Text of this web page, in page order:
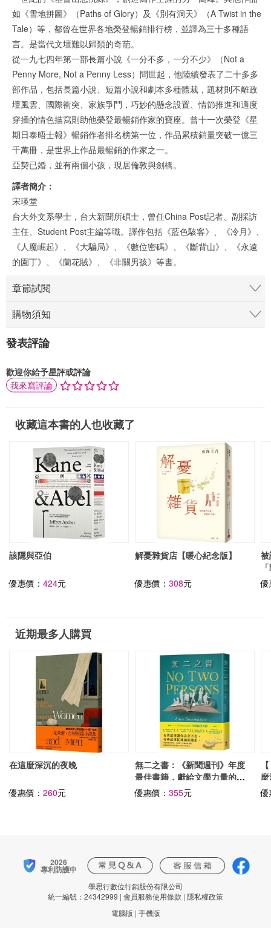
如《雪地拼圖》（Paths of Glory）及《別有洞天》（A Twist in the
Tale）等，都曾在世界各地榮登暢銷排行榜，並譯為三十多種語
言。是當代文壇難以歸類的奇葩。
從一九七四年第一部長篇小說《一分不多，一分不少》（Not a
Penny More, Not a Penny Less）問世起，他陸續發表了二十多多
部作品，包括長篇小說、短篇小說和劇本多種體裁，題材則不離政
壇風雲、國際衝突、家族爭鬥，巧妙的懸念設置、情節推進和適度
穿插的情色描寫則助他榮登最暢銷作家的寶座。曾十一次榮登《星
期日泰晤士報》暢銷作者排名榜第一位，作品累積銷量突破一億三
千萬冊，是世界上作品最暢銷的作家之一。
亞契已婚，並有兩個小孩，現居倫敦與劍橋。
譯者簡介：
宋瑛堂
台大外文系學士，台大新聞所碩士，曾任China Post記者、副採訪
主任、Student Post主編等職。譯作包括《藍色駭客》、《冷月》、
《人魔崛起》、《大騙局》、《數位密碼》、《斷背山》、《永遠
的園丁》、《蘭花賊》、《非關男孩》等書。
章節試閱
購物須知
發表評論
歡迎你給予星評或評論
我來寫評論
收藏這本書的人也收藏了
該隱與亞伯
優惠價： 424元
解憂雜貨店【暖心紀念版】
優惠價：308元
近期最多人購買
在這麼深沉的夜晚
優惠價： 260元
無二之書：《新聞週刊》年度
最佳書籍，獻給文學力量的動
人情書
優惠價：355元
2026
專利防護中
學思行數位行銷股份有限公司
統一編號：24342999 | 會員服務使用條款 | 隱私權政策
電腦版 | 手機版